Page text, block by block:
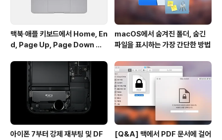
맥북∙애플 키보드에서 Home, En
d, Page Up, Page Down 키
macOS에서 숨겨진 폴더, 숨긴
파일을 표시하는 가장 간단한 방법
아이폰 7부터 강제 재부팅 및 DF
[Q&A] 맥에서 PDF 문서에 걸어